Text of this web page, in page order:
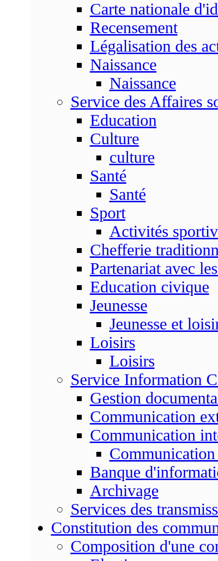
Carte nationale
Recensement
Légalisation des
Naissance
Naissance
Service des Affaires
Education
Culture
culture
Santé
Santé
Sport
Activités
Chefferie
Partenariat avec
Education civique
Jeunesse
Jeunesse et
Loisirs
Loisirs
Service Information
Gestion
Communication
Communication
Communication
Banque
Archivage
Services des
Constitution des
Composition d'une